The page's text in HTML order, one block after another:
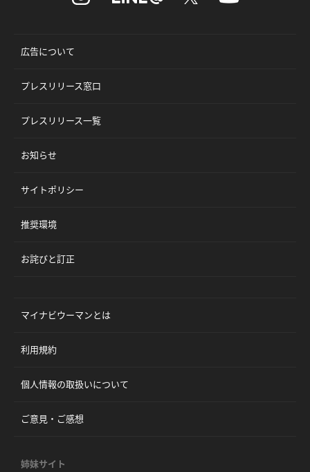
広告について
プレスリリース窓口
プレスリリース一覧
お知らせ
サイトポリシー
推奨環境
お詫びと訂正
マイナビウーマンとは
利用規約
個人情報の取扱いについて
ご意見・ご感想
姉妹サイト